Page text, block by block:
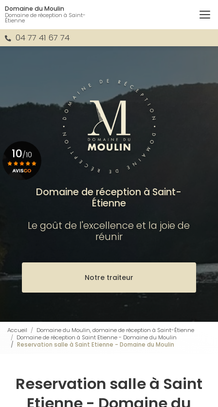
Aller
au
contenu
principal04 77 41 67 74
Domaine du Moulin
Domaine de réception à Saint-
Étienne
Domaine de réception à Saint-
Étienne
Le goût de l'excellence et la joie de
réunir
Notre traiteur
10/10
Accueil
Domaine du Moulin, domaine de réception à Saint-Étienne
Domaine de réception à Saint Etienne - Domaine du Moulin
Reservation salle à Saint Etienne - Domaine du Moulin
Reservation salle à Saint